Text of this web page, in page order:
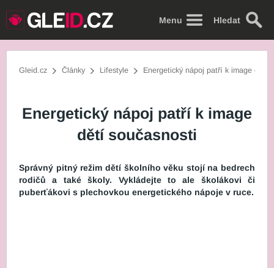
Menu Hledat
Gleid.cz Články Lifestyle Energetický nápoj patří k image dětí
Energetický nápoj patří k image
dětí současnosti
Správný pitný režim dětí školního věku stojí na bedrech
rodičů a také školy. Vykládejte to ale školákovi či
puberťákovi s plechovkou energetického nápoje v ruce.